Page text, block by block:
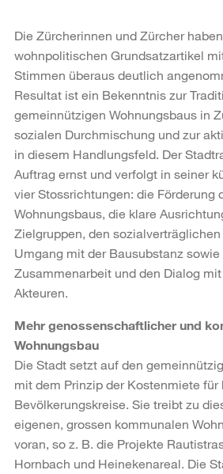
Die Zürcherinnen und Zürcher
wohnpolitischen Grundsatzartikel
Stimmen überaus deutlich
Resultat ist ein Bekenntnis zur
gemeinnützigen Wohnungsbaus in
sozialen Durchmischung und zur
in diesem Handlungsfeld. Der
Auftrag ernst und verfolgt in seiner
vier Stossrichtungen: die Förderung
Wohnungsbaus, die klare
Zielgruppen, den
Umgang mit der Bausubstanz sowie
Zusammenarbeit und den Dialog
Akteuren.
Mehr genossenschaftlicher und
Wohnungsbau
Die Stadt setzt auf den
mit dem Prinzip der Kostenmiete für
Bevölkerungskreise. Sie treibt zu
eigenen, grossen kommunalen
voran, so z. B. die Projekte
Hornbach und Heinekenareal. Die